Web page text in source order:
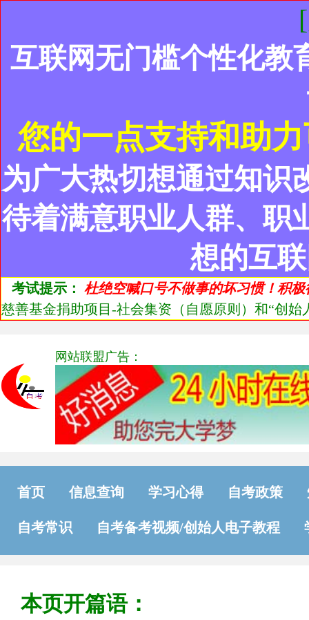
互联网无门槛个性化教
您的一点支持和助
为广大热切想通过知识
待着满意职业人群、职
想的互
考试提示： 杜绝空喊口号不做事的坏习惯！积
慈善基金捐助项目-社会集资（自愿原则）和“创
网站联盟广告：
首页 信息查询 学习心得 自考政策
自考常识 自考备考视频/创始人电子教程
本页开篇语：